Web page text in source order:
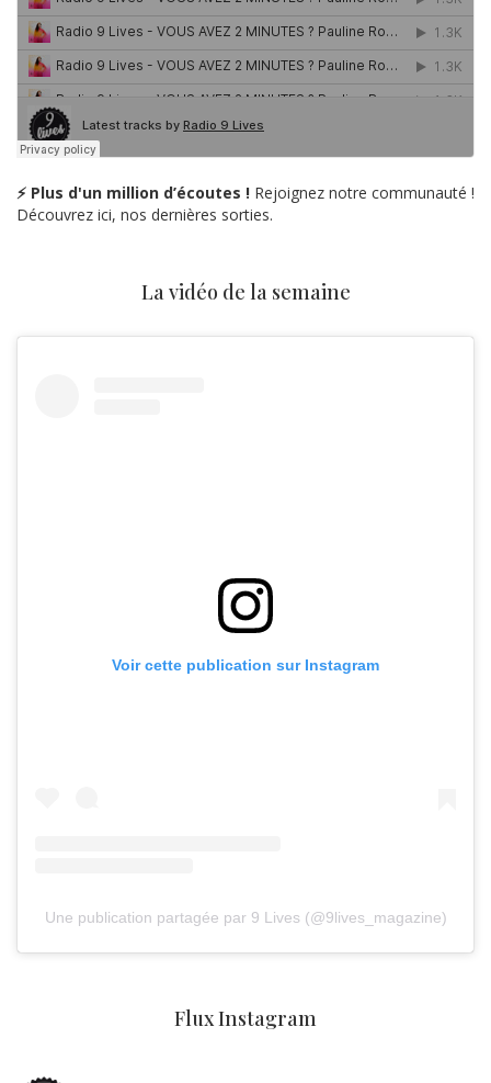
⚡ Plus d'un million d’écoutes ! Rejoignez notre communauté !
Découvrez ici, nos dernières sorties.
La vidéo de la semaine
Voir cette publication sur Instagram
Une publication partagée par 9 Lives (@9lives_magazine)
Flux Instagram